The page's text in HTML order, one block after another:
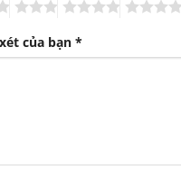
của bạn *